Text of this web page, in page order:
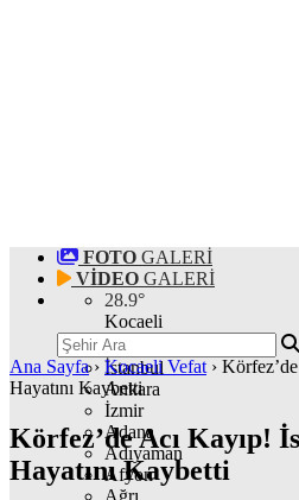
FOTO GALERİ
VİDEO GALERİ
28.9°
Kocaeli
İstanbul
Ankara
İzmir
Adana
Adıyaman
Afyon
Ağrı
Ana Sayfa› Kocaeli Vefat ›
Hayatını Kaybetti
Körfez’de Acı Kayıp!
Hayatını Kaybetti